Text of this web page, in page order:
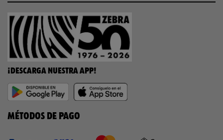
¡DESCARGA NUESTRA APP!
MÉTODOS DE PAGO